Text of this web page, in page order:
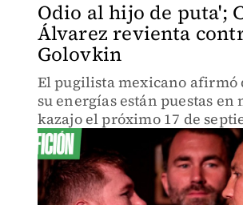
Odio al hijo de puta';
Álvarez revienta
Golovkin
El pugilista mexicano afirmó
su energías están puestas en
kazajo el próximo 17 de